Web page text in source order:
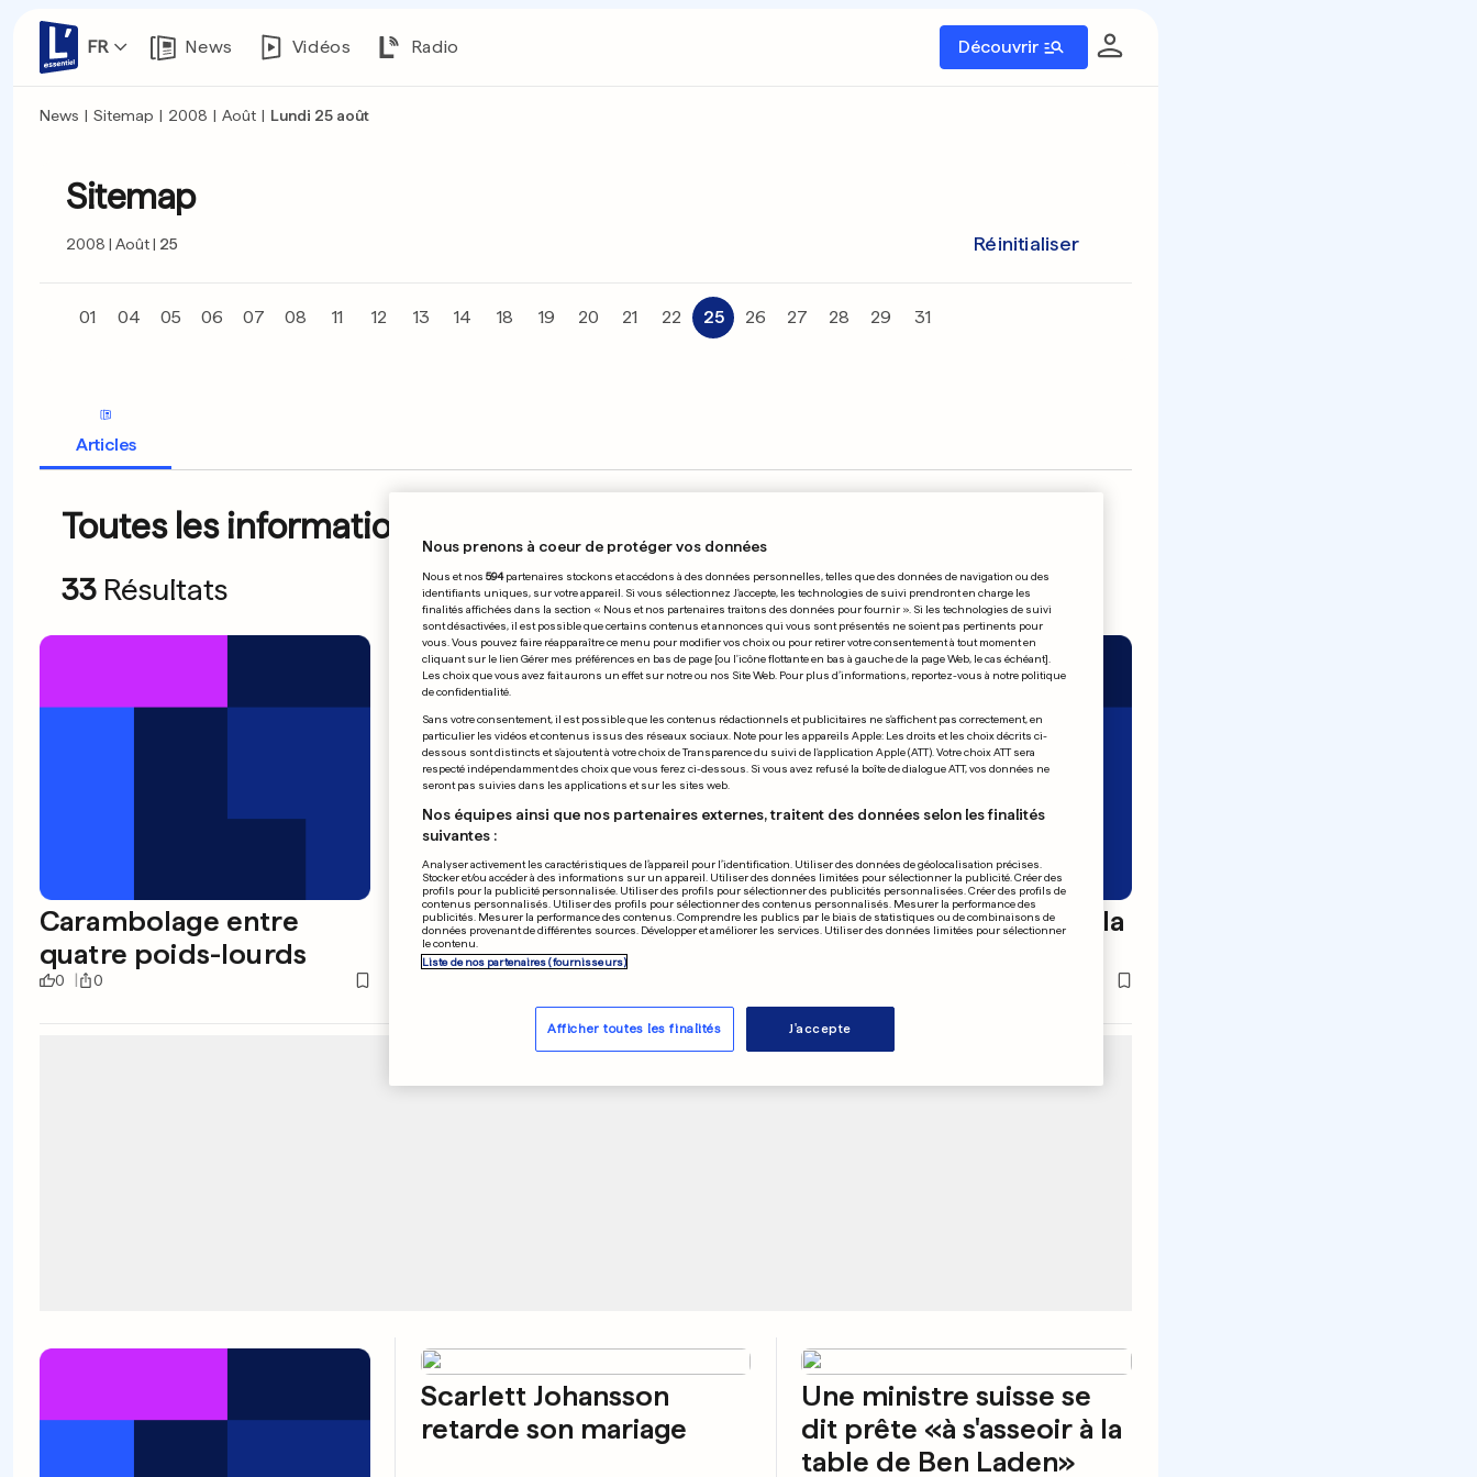
FR News Vidéos Radio Découvrir
News | Sitemap | 2008 | Août | Lundi 25 août
Sitemap
2008 Août 25 Réinitialiser
01 04 05 06 07 08 11 12 13 14 18 19 20 21 22 25 26 27 28 29 31
Articles
Toutes les informations du 25.08.2008
33 Résultats
Carambolage entre
quatre poids-lourds
0 0
Microsoft donne du
relief à vos photos
L'essence plus chère à la
PUBLICITÉ
Scarlett Johansson
retarde son mariage
Une ministre suisse se
dit prête «à s'asseoir à la
table de Ben Laden»
Nous prenons à coeur de protéger vos données
Nous et nos 594partenaires stockons et accédons à des données personnelles, telles que des données de navigation ou des
identifiants uniques, sur votre appareil. Si vous sélectionnez J'accepte, les technologies de suivi prendront en charge les
finalités affichées dans la section « Nous et nos partenaires traitons des données pour fournir ». Si les technologies de suivi
sont désactivées, il est possible que certains contenus et annonces qui vous sont présentés ne soient pas pertinents pour
vous. Vous pouvez faire réapparaître ce menu pour modifier vos choix ou pour retirer votre consentement à tout moment en
cliquant sur le lien Gérer mes préférences en bas de page [ou l'icône flottante en bas à gauche de la page Web, le cas échéant].
Les choix que vous avez fait aurons un effet sur notre ou nos Site Web. Pour plus d’informations, reportez-vous à notre politique
de confidentialité.
Sans votre consentement, il est possible que les contenus rédactionnels et publicitaires ne s'affichent pas correctement, en
particulier les vidéos et contenus issus des réseaux sociaux. Note pour les appareils Apple: Les droits et les choix décrits ci-
dessous sont distincts et s'ajoutent à votre choix de Transparence du suivi de l'application Apple (ATT). Votre choix ATT sera
respecté indépendamment des choix que vous ferez ci-dessous. Si vous avez refusé la boîte de dialogue ATT, vos données ne
seront pas suivies dans les applications et sur les sites web.
Nos équipes ainsi que nos partenaires externes, traitent des données selon les finalités
suivantes :
Analyser activement les caractéristiques de l’appareil pour l’identification. Utiliser des données de géolocalisation précises.
Stocker et/ou accéder à des informations sur un appareil. Utiliser des données limitées pour sélectionner la publicité. Créer des
profils pour la publicité personnalisée. Utiliser des profils pour sélectionner des publicités personnalisées. Créer des profils de
contenus personnalisés. Utiliser des profils pour sélectionner des contenus personnalisés. Mesurer la performance des
publicités. Mesurer la performance des contenus. Comprendre les publics par le biais de statistiques ou de combinaisons de
données provenant de différentes sources. Développer et améliorer les services. Utiliser des données limitées pour sélectionner
le contenu.
Liste de nos partenaires (fournisseurs)
Afficher toutes les finalités J'accepte